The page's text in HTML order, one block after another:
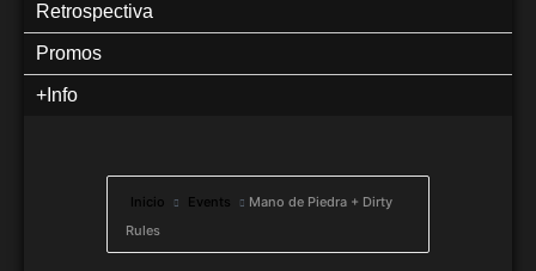
Retrospectiva
Promos
+Info
Inicio Events
Mano de Piedra + Dirty
Rules